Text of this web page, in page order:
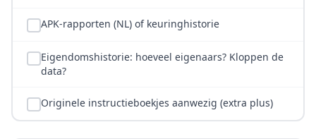
APK-rapporten (NL) of keuringhistorie
Eigendomshistorie: hoeveel eigenaars? Kloppen de
data?
Originele instructieboekjes aanwezig (extra plus)